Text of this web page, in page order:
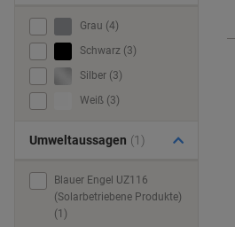
Grau (4)
Schwarz (3)
Silber (3)
Weiß (3)
Umweltaussagen (1)
Blauer Engel UZ116
(Solarbetriebene Produkte)
(1)